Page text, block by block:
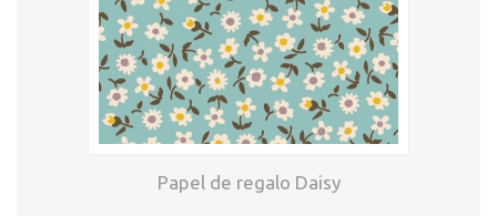
Papel de regalo Daisy